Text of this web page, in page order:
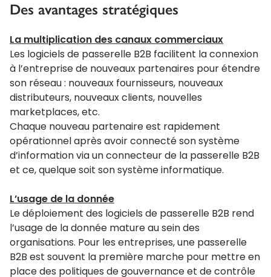
Des avantages stratégiques
La multiplication des canaux commerciaux
Les logiciels de passerelle B2B facilitent la connexion
à l’entreprise de nouveaux partenaires pour étendre
son réseau : nouveaux fournisseurs, nouveaux
distributeurs, nouveaux clients, nouvelles
marketplaces, etc.
Chaque nouveau partenaire est rapidement
opérationnel après avoir connecté son système
d’information via un connecteur de la passerelle B2B
et ce, quelque soit son système informatique.
L’usage de la donnée
Le déploiement des logiciels de passerelle B2B rend
l’usage de la donnée mature au sein des
organisations. Pour les entreprises, une passerelle
B2B est souvent la première marche pour mettre en
place des politiques de gouvernance et de contrôle